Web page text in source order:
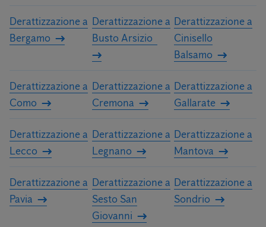
Derattizzazione a
Bergamo
Derattizzazione a
Busto Arsizio
Derattizzazione a
Cinisello
Balsamo
Derattizzazione a
Como
Derattizzazione a
Cremona
Derattizzazione a
Gallarate
Derattizzazione a
Lecco
Derattizzazione a
Legnano
Derattizzazione a
Mantova
Derattizzazione a
Pavia
Derattizzazione a
Sesto San
Giovanni
Derattizzazione a
Sondrio